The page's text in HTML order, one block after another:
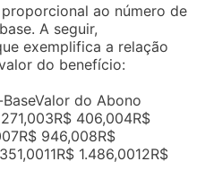
ao número de
A seguir,
exemplifica a relação
do benefício:
do Abono
406,004R$
946,008R$
1.486,0012R$